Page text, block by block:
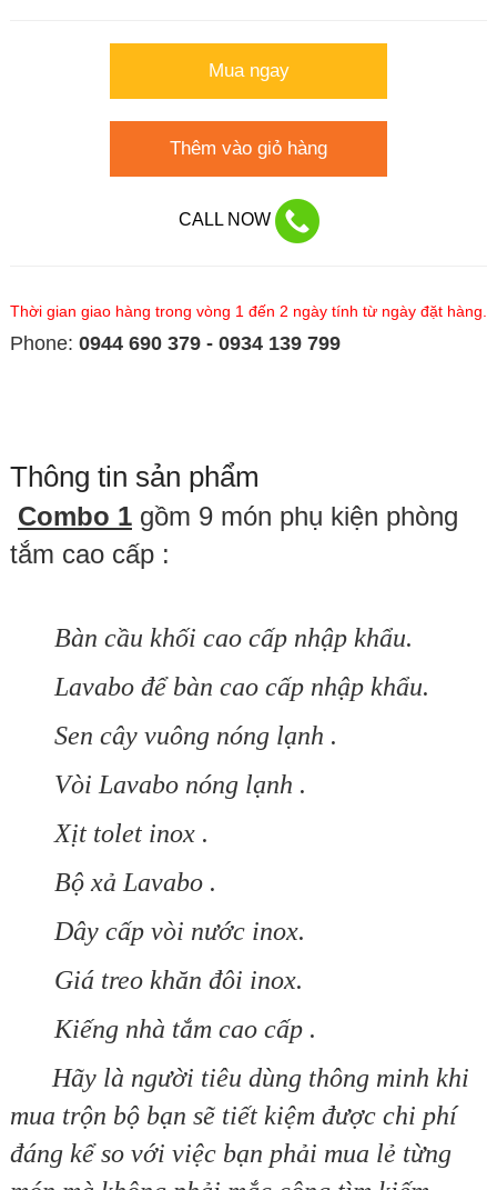
Mua ngay
Thêm vào giỏ hàng
CALL NOW
Thời gian giao hàng trong vòng 1 đến 2 ngày tính từ ngày đặt hàng.
Phone: 0944 690 379 - 0934 139 799
Thông tin sản phẩm
Combo 1gồm 9 món phụ kiện phòng
tắm cao cấp :
Bàn cầu khối cao cấp nhập khẩu.
Lavabo để bàn cao cấp nhập khẩu.
Sen cây vuông nóng lạnh .
Vòi Lavabo nóng lạnh .
Xịt tolet inox .
Bộ xả Lavabo .
Dây cấp vòi nước inox.
Giá treo khăn đôi inox.
Kiếng nhà tắm cao cấp .
Hãy là người tiêu dùng thông minh khi
mua trộn bộ bạn sẽ tiết kiệm được chi phí
đáng kể so với việc bạn phải mua lẻ từng